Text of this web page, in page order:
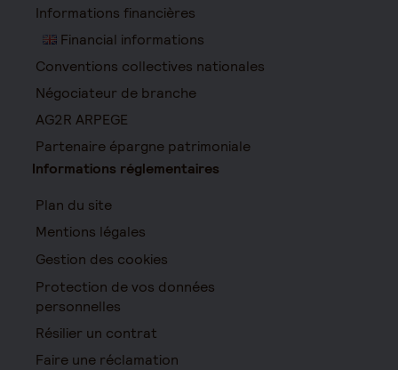
Informations financières
Financial informations
Conventions collectives nationales
Négociateur de branche
AG2R ARPEGE
Partenaire épargne patrimoniale
Informations réglementaires
Plan du site
Mentions légales
Gestion des cookies
Protection de vos données
personnelles
Résilier un contrat
Faire une réclamation